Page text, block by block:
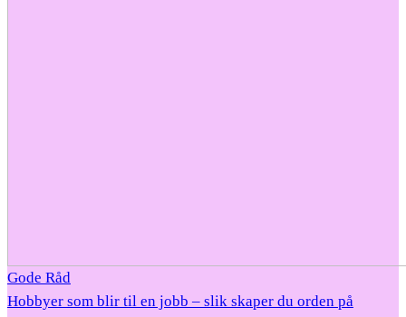
Gode Råd
Hobbyer som blir til en jobb – slik skaper du orden på